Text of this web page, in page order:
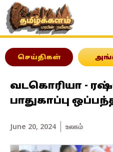
செய்திகள்
வடகொரியா -
பாதுகாப்பு
June 20, 2024 உலகம்